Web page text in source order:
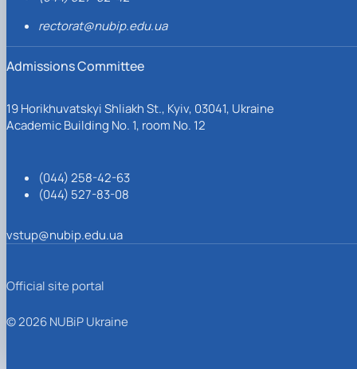
rectorat@nubip.edu.ua
Admissions Committee
19 Horikhuvatskyi Shliakh St., Kyiv, 03041, Ukraine
Academic Building No. 1, room No. 12
(044) 258-42-63
(044) 527-83-08
vstup@nubip.edu.ua
Official site portal
© 2026 NUBiP Ukraine